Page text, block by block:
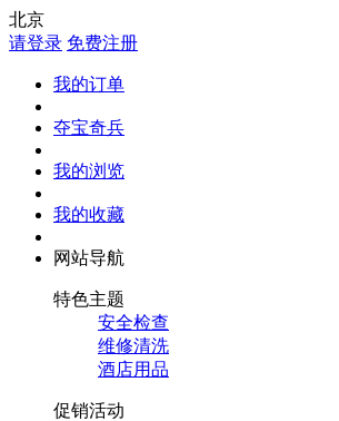
北京
请登录 免费注册
我的订单
夺宝奇兵
我的浏览
我的收藏
网站导航
特色主题
安全检查
维修清洗
酒店用品
促销活动